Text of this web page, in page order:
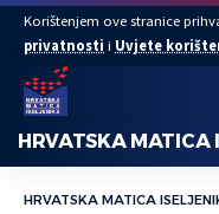
Korištenjem ove stranice
privatnosti i Uvjete
HRVATSKA MATICA
HRVATSKA MATICA